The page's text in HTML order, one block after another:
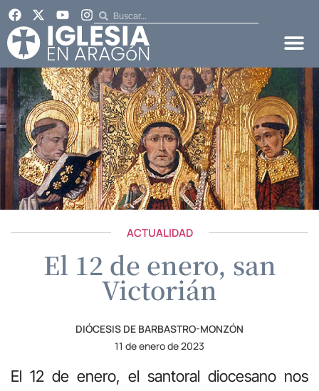
ACTUALIDAD
El 12 de enero, san
Victorián
DIÓCESIS DE BARBASTRO-MONZÓN
11 de enero de 2023
El 12 de enero, el santoral diocesano nos